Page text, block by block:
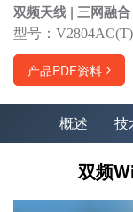
双频天线 | 三网融
型号：
产品PDF资料
概述 技
双频